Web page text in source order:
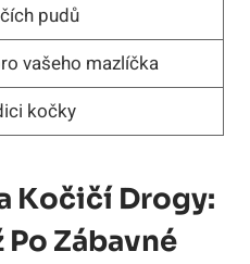
pudů
vašeho‍ mazlíčka
kočky
Kočičí‍ Drogy:
Zábavné